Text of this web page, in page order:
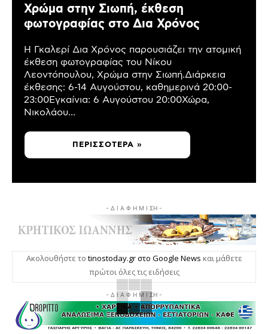
Χρώμα στην Σιωπή, έκθεση
φωτογραφίας στο Δια Χρόνος
Η Γκαλερί Δια Χρόνος παρουσιάζει την ατομική
έκθεση φωτογραφίας του Νίκου
Λεοντόπουλου, Χρώμα στην Σιωπή.Διάρκεια
έκθεσης: 6-14 Αυγούστου, καθημερινά 20:00-
23:00Εγκαίνια: 6 Αυγούστου 20:00Χώρα,
Νικολάου...
ΠΕΡΙΣΣΌΤΕΡΑ »
- Δ Ι Α Φ Η Μ Ι ΣΗ -
Ακολουθήστε το tinostoday.gr στο Google News και μάθετε
πρώτοι όλες τις ειδήσεις
- Δ Ι Α Φ Η Μ Ι ΣΗ -